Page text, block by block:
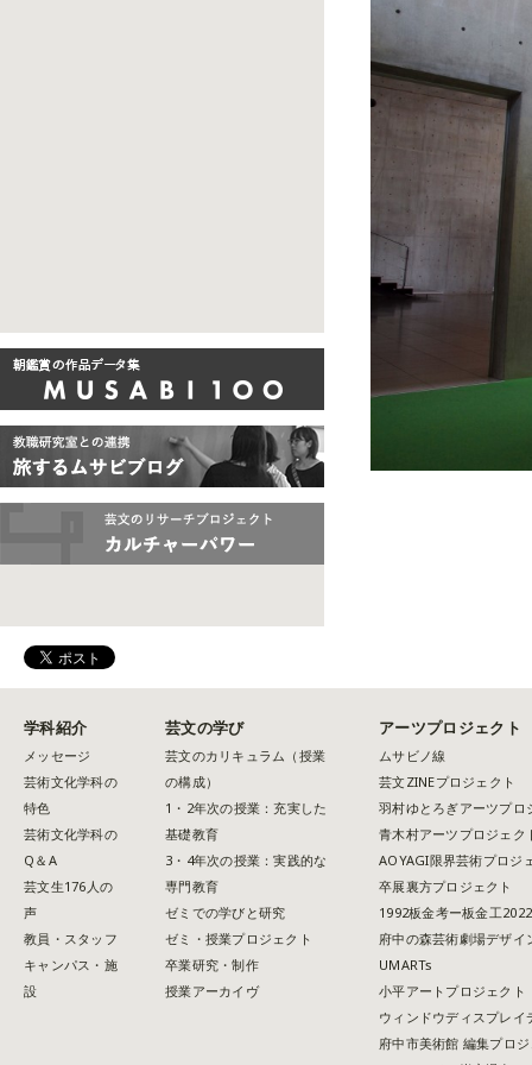
学科紹介
メッセージ
芸術文化学科の
特色
芸術文化学科の
Q＆A
芸文生176人の
声
教員・スタッフ
キャンパス・施
設
芸文の学び
芸文のカリキュラム（授業
の構成）
1・2年次の授業：充実した
基礎教育
3・4年次の授業：実践的な
専門教育
ゼミでの学びと研究
ゼミ・授業プロジェクト
卒業研究・制作
授業アーカイヴ
アーツプロジェクト
ムサビノ線
芸文ZINEプロジェクト
羽村ゆとろぎアーツプロ
青木村アーツプロジェク
AOYAGI限界芸術プロジ
卒展裏方プロジェクト
1992板金考ー板金工2022
府中の森芸術劇場デザイ
UMARTs
小平アートプロジェクト
ウィンドウディスプレイ
府中市美術館 編集プロ